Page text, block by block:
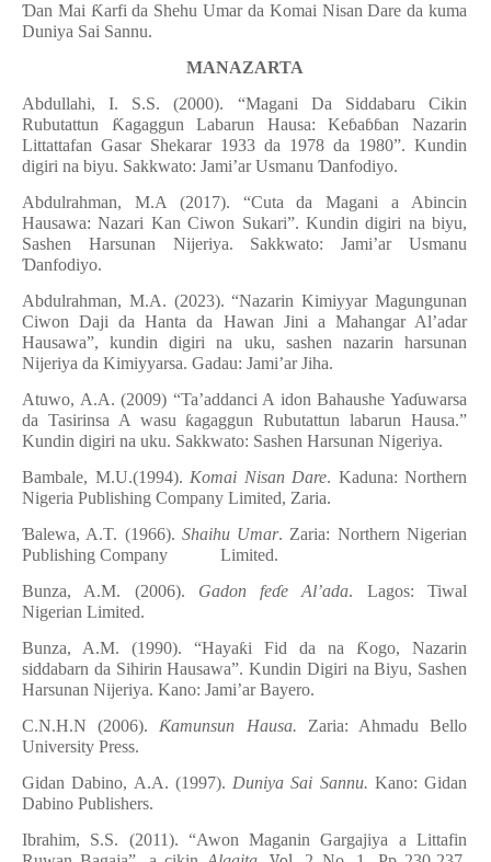
Ɗan Mai Ƙarfi da Shehu Umar da Komai Nisan Dare da kuma
Duniya Sai Sannu.
MANAZARTA
Abdullahi, I. S.S. (2000). “Magani Da Siddabaru Cikin
Rubutattun Ƙagaggun Labarun Hausa: Keɓaɓɓan Nazarin
Littattafan Gasar Shekarar 1933 da 1978 da 1980”. Kundin
digiri na biyu. Sakkwato: Jami’ar Usmanu Ɗanfodiyo.
Abdulrahman, M.A (2017). “Cuta da Magani a Abincin
Hausawa: Nazari Kan Ciwon Sukari”. Kundin digiri na biyu,
Sashen Harsunan Nijeriya. Sakkwato: Jami’ar Usmanu
Ɗanfodiyo.
Abdulrahman, M.A. (2023). “Nazarin Kimiyyar Magungunan
Ciwon Daji da Hanta da Hawan Jini a Mahangar Al’adar
Hausawa”, kundin digiri na uku, sashen nazarin harsunan
Nijeriya da Kimiyyarsa. Gadau: Jami’ar Jiha.
Atuwo, A.A. (2009) “Ta’addanci A idon Bahaushe Yaɗuwarsa
da Tasirinsa A wasu ƙagaggun Rubutattun labarun Hausa.”
Kundin digiri na uku. Sakkwato: Sashen Harsunan Nigeriya.
Bambale, M.U.(1994). Komai Nisan Dare. Kaduna:Northern
Nigeria Publishing Company Limited, Zaria.
Ɓalewa, A.T. (1966). Shaihu Umar. Zaria: Northern Nigerian
Publishing Company Limited.
Bunza, A.M. (2006). Gadon feɗe Al’ada. Lagos: Tiwal
Nigerian Limited.
Bunza, A.M. (1990). “Hayaƙi Fid da na Ƙogo, Nazarin
siddabarn da Sihirin Hausawa”. Kundin Digiri na Biyu, Sashen
Harsunan Nijeriya. Kano: Jami’ar Bayero.
C.N.H.N (2006). Ƙamunsun Hausa. Zaria: Ahmadu Bello
University Press.
Gidan Dabino, A.A. (1997). Duniya Sai Sannu. Kano: Gidan
Dabino Publishers.
Ibrahim, S.S. (2011). “Awon Maganin Gargajiya a Littafin